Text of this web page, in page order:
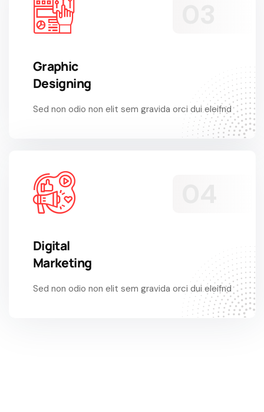
Graphic
Designing
Sed non odio non elit sem gravida orci dui eleifnd
Digital
Marketing
Sed non odio non elit sem gravida orci dui eleifnd